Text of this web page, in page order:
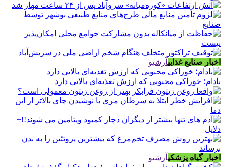
اخبار صنایع غذاییآرشیو
بادام؛ خوراکی محبوبی که ارزش تغذیه‌ای بالایی دارد
اخبار گیاه پزشکیآرشیو